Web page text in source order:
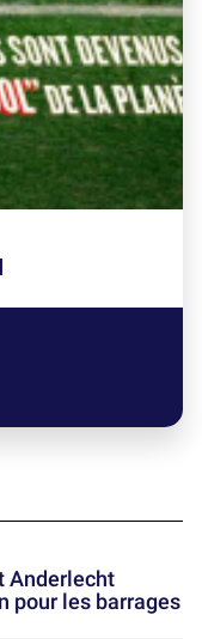
Anderlecht
pour les barrages